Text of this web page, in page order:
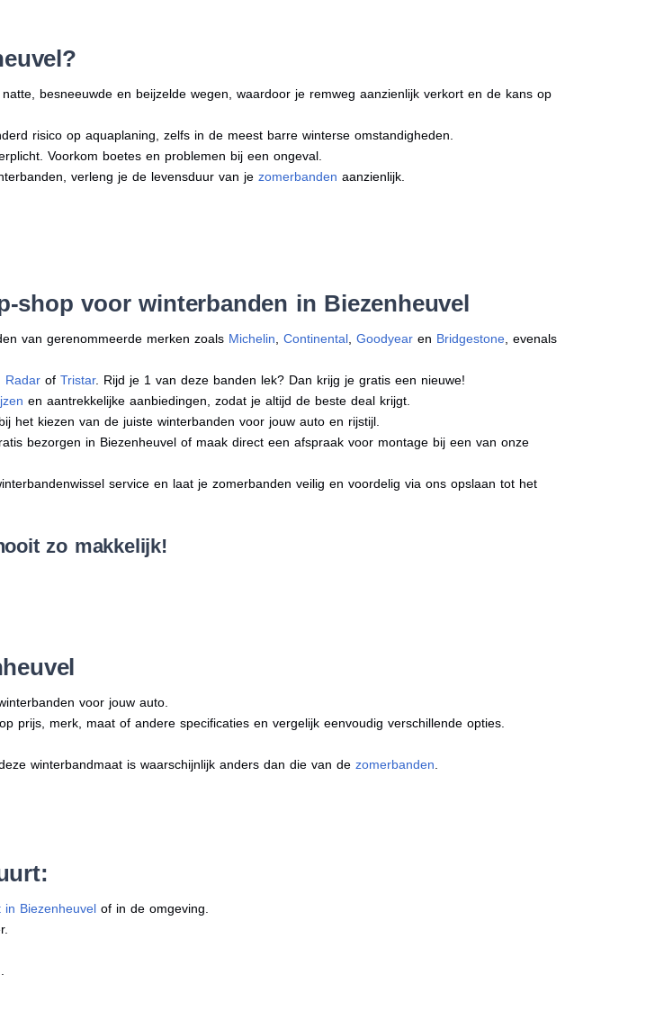
besneeuwde en beijzelde wegen, waardoor je remweg aanzienlijk verkort en de kans op
risico op aquaplaning, zelfs in de meest barre winterse omstandigheden.
Voorkom boetes en problemen bij een ongeval.
verleng je de levensduur van jezomerbanden aanzienlijk.
shop voor winterbanden in Biezenheuvel
van gerenommeerde merken zoals Michelin ,Continental ,Goodyear en Bridgestone , evenals
Radar ofTristar. Rijd je 1 van deze banden lek? Dan krijg je gratis een nieuwe!
en aantrekkelijke aanbiedingen, zodat je altijd de beste deal krijgt.
het kiezen van de juiste winterbanden voor jouw auto en rijstijl.
bezorgen in Biezenheuvel of maak direct een afspraak voor montage bij een van onze
service en laat je zomerbanden veilig en voordelig via ons opslaan tot het
zo makkelijk!
voor jouw auto.
prijs, merk, maat of andere specificaties en vergelijk eenvoudig verschillende opties.
winterbandmaat is waarschijnlijk anders dan die van dezomerbanden
in Biezenheuvel of in de omgeving.